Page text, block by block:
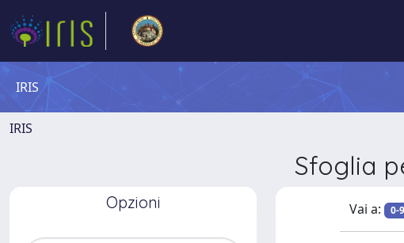
IRIS
IRIS
Sfoglia
Opzioni Vai a: 0-9